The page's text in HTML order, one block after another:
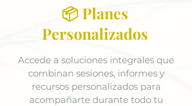
📦 Planes
Personalizados
Accede a soluciones integrales que
combinan sesiones, informes y
recursos personalizados para
acompañarte durante todo tu